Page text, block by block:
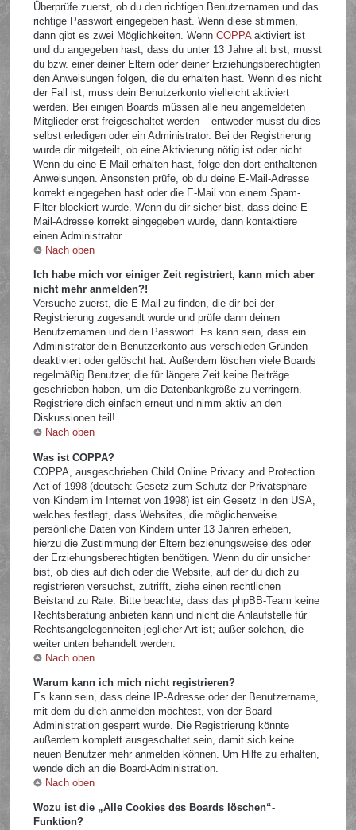
Überprüfe zuerst, ob du den richtigen Benutzernamen und das
richtige Passwort eingegeben hast. Wenn diese stimmen,
dann gibt es zwei Möglichkeiten. WennCOPPAaktiviert ist
und du angegeben hast, dass du unter 13 Jahre alt bist, musst
du bzw. einer deiner Eltern oder deiner Erziehungsberechtigten
den Anweisungen folgen, die du erhalten hast. Wenn dies nicht
der Fall ist, muss dein Benutzerkonto vielleicht aktiviert
werden. Bei einigen Boards müssen alle neu angemeldeten
Mitglieder erst freigeschaltet werden – entweder musst du dies
selbst erledigen oder ein Administrator. Bei der Registrierung
wurde dir mitgeteilt, ob eine Aktivierung nötig ist oder nicht.
Wenn du eine E-Mail erhalten hast, folge den dort enthaltenen
Anweisungen. Ansonsten prüfe, ob du deine E-Mail-Adresse
korrekt eingegeben hast oder die E-Mail von einem Spam-
Filter blockiert wurde. Wenn du dir sicher bist, dass deine E-
Mail-Adresse korrekt eingegeben wurde, dann kontaktiere
einen Administrator.
Nach oben
Ich habe mich vor einiger Zeit registriert, kann mich aber
nicht mehr anmelden?!
Versuche zuerst, die E-Mail zu finden, die dir bei der
Registrierung zugesandt wurde und prüfe dann deinen
Benutzernamen und dein Passwort. Es kann sein, dass ein
Administrator dein Benutzerkonto aus verschieden Gründen
deaktiviert oder gelöscht hat. Außerdem löschen viele Boards
regelmäßig Benutzer, die für längere Zeit keine Beiträge
geschrieben haben, um die Datenbankgröße zu verringern.
Registriere dich einfach erneut und nimm aktiv an den
Diskussionen teil!
Nach oben
Was ist COPPA?
COPPA, ausgeschrieben Child Online Privacy and Protection
Act of 1998 (deutsch: Gesetz zum Schutz der Privatsphäre
von Kindern im Internet von 1998) ist ein Gesetz in den USA,
welches festlegt, dass Websites, die möglicherweise
persönliche Daten von Kindern unter 13 Jahren erheben,
hierzu die Zustimmung der Eltern beziehungsweise des oder
der Erziehungsberechtigten benötigen. Wenn du dir unsicher
bist, ob dies auf dich oder die Website, auf der du dich zu
registrieren versuchst, zutrifft, ziehe einen rechtlichen
Beistand zu Rate. Bitte beachte, dass das phpBB-Team keine
Rechtsberatung anbieten kann und nicht die Anlaufstelle für
Rechtsangelegenheiten jeglicher Art ist; außer solchen, die
weiter unten behandelt werden.
Nach oben
Warum kann ich mich nicht registrieren?
Es kann sein, dass deine IP-Adresse oder der Benutzername,
mit dem du dich anmelden möchtest, von der Board-
Administration gesperrt wurde. Die Registrierung könnte
außerdem komplett ausgeschaltet sein, damit sich keine
neuen Benutzer mehr anmelden können. Um Hilfe zu erhalten,
wende dich an die Board-Administration.
Nach oben
Wozu ist die „Alle Cookies des Boards löschen“-
Funktion?